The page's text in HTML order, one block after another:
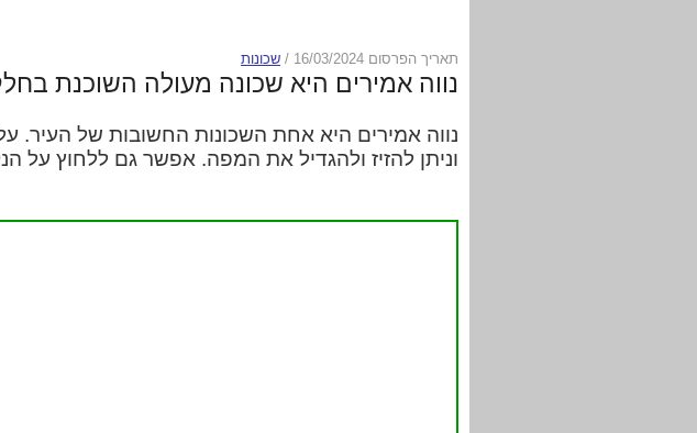
תאריך הפרסום 16/03/2024 / שכונות
נווה אמירים היא שכונה מעולה השוכנת
נווה אמירים היא אחת השכונות החשובות של העיר.
וניתן להזיז ולהגדיל את המפה. אפשר גם ללחוץ על